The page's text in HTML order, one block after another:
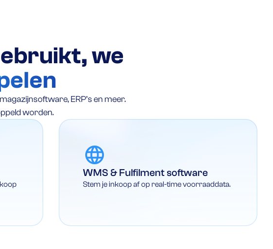
we
ERP’s en meer.
worden.
WMS & Fulfilment software
Stem je inkoop af op real-time voorraaddata.